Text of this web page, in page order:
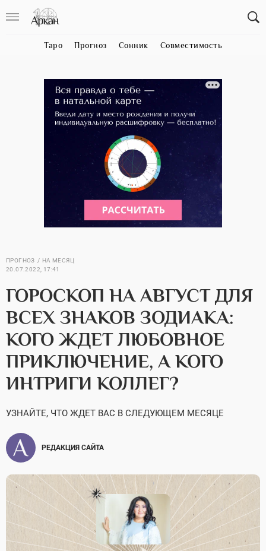
Таро Прогноз Сонник Совместимость
ПРОГНОЗ
НА МЕСЯЦ
20.07.2022, 17:41
ГОРОСКОП НА АВГУСТ ДЛЯ
ВСЕХ ЗНАКОВ ЗОДИАКА:
КОГО ЖДЕТ ЛЮБОВНОЕ
ПРИКЛЮЧЕНИЕ, А КОГО
ИНТРИГИ КОЛЛЕГ?
УЗНАЙТЕ, ЧТО ЖДЕТ ВАС В СЛЕДУЮЩЕМ МЕСЯЦЕ
РЕДАКЦИЯ САЙТА